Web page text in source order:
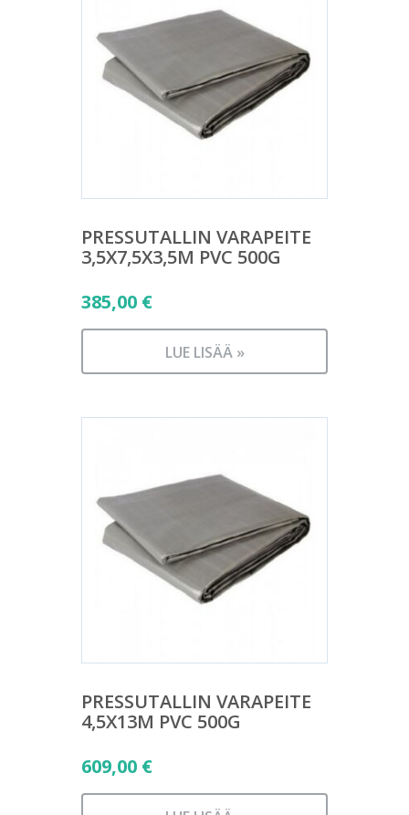
PRESSUTALLIN VARAPEITE
3,5X7,5X3,5M PVC 500G
385,00 €
LUE LISÄÄ »
PRESSUTALLIN VARAPEITE
4,5X13M PVC 500G
609,00 €